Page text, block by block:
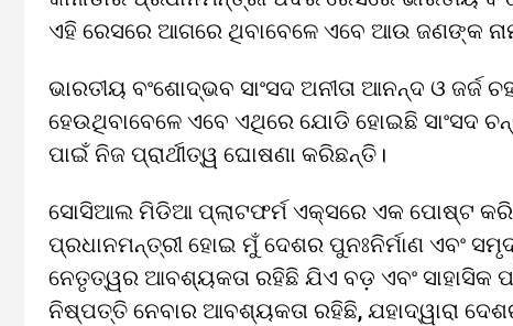
ଏହି ରେସରେ ଆଗରେ ଥିବାବେଳେ ଏବେ ଆଉ ଜଣଙ୍କ
ଭାରତୀୟ ବଂଶୋଦ୍ଭବ ସାଂସଦ ଅନୀତା ଆନନ୍ଦ ଓ ଜର୍ଜ
ହେଉଥିବାବେଳେ ଏବେ ଏଥିରେ ଯୋଡି ହୋଇଛି ସାଂସଦ
ପାଇଁ ନିଜ ପ୍ରାର୍ଥୀତ୍ୱ ଘୋଷଣା କରିଛନ୍ତି।
ସୋସିଆଲ ମିଡିଆ ପ୍ଲାଟଫର୍ମ ଏକ୍ସରେ ଏକ ପୋଷ୍ଟ କରି
ପ୍ରଧାନମନ୍ତ୍ରୀ ହୋଇ ମୁଁ ଦେଶର ପୁନଃନିର୍ମାଣ ଏବଂ
ନେତୃତ୍ୱର ଆବଶ୍ୟକତା ରହିଛି ଯିଏ ବଡ଼ ଏବଂ ସାହାସିକ
ନିଷ୍ପତ୍ତି ନେବାର ଆବଶ୍ୟକତା ରହିଛି, ଯହାଦ୍ୱାରା